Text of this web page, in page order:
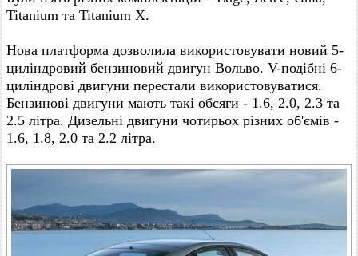
Titanium та Titanium X.
Нова платформа дозволила використовувати новий 5-
циліндровий бензиновий двигун Вольво. V-подібні 6-
циліндрові двигуни перестали використовуватися.
Бензинові двигуни мають такі обсяги - 1.6, 2.0, 2.3 та
2.5 літра. Дизельні двигуни чотирьох різних об'ємів -
1.6, 1.8, 2.0 та 2.2 літра.